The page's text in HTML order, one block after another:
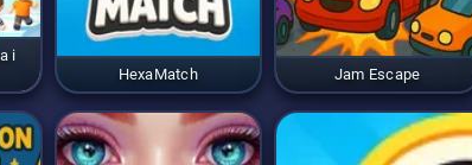
i
HexaMatch Jam Escape